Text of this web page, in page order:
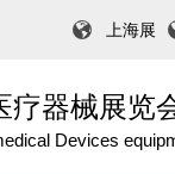
上海展
疗器械展览
Devices